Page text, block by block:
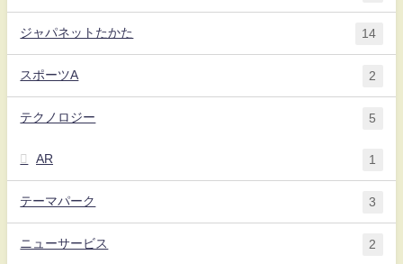
ジャパネットたかた 14
スポーツA 2
テクノロジー 5
AR 1
テーマパーク 3
ニューサービス 2